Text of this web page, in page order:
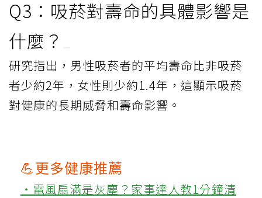
Q3：吸菸對壽命的具體影響是
什麼？
研究指出，男性吸菸者的平均壽命比非吸菸
者少約2年，女性則少約1.4年，這顯示吸菸
對健康的長期威脅和壽命影響。
💪更多健康推薦
‧電風扇滿是灰塵？家事達人教1分鐘清